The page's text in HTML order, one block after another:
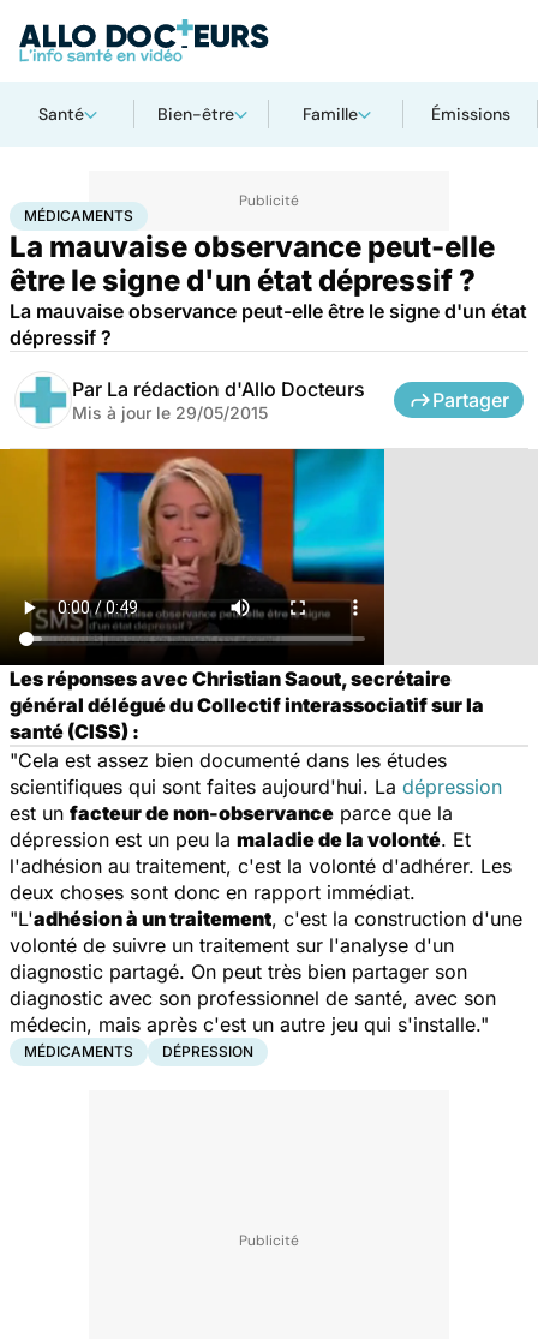
Santé Bien-être Famille Émissions
AccueilSantéMédicaments Médicaments
MÉDICAMENTS
La mauvaise observance peut-elle
être le signe d'un état dépressif ?
La mauvaise observance peut-elle être le signe d'un état
dépressif ?
Par La rédaction d'Allo Docteurs
Mis à jour le 29/05/2015
Partager
Les réponses avec Christian Saout, secrétaire
général délégué du Collectif interassociatif sur la
santé (CISS) :
"Cela est assez bien documenté dans les études
scientifiques qui sont faites aujourd'hui. La dépression
est un facteur de non-observance parce que la
dépression est un peu la maladie de la volonté. Et
l'adhésion au traitement, c'est la volonté d'adhérer. Les
deux choses sont donc en rapport immédiat.
"L'adhésion à un traitement, c'est la construction d'une
volonté de suivre un traitement sur l'analyse d'un
diagnostic partagé. On peut très bien partager son
diagnostic avec son professionnel de santé, avec son
médecin, mais après c'est un autre jeu qui s'installe."
MÉDICAMENTS DÉPRESSION